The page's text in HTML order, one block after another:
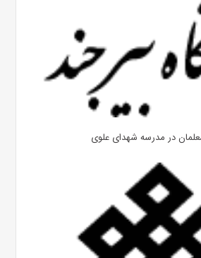
در مدرسه شهدای علوی